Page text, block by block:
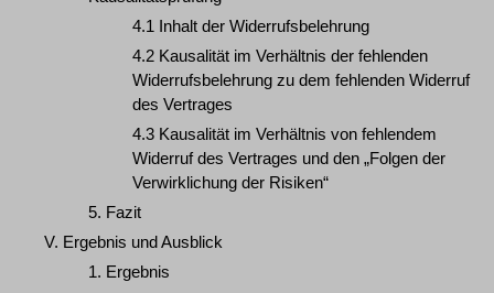
4.1 Inhalt der Widerrufsbelehrung
4.2 Kausalität im Verhältnis der fehlenden
Widerrufsbelehrung zu dem fehlenden Widerruf
des Vertrages
4.3 Kausalität im Verhältnis von fehlendem
Widerruf des Vertrages und den „Folgen der
Verwirklichung der Risiken“
5. Fazit
V. Ergebnis und Ausblick
1. Ergebnis